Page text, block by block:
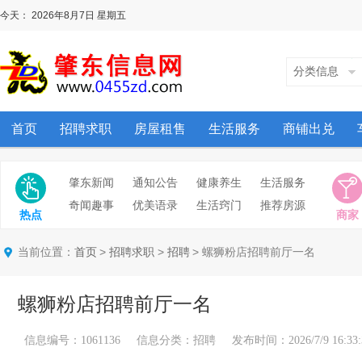
今天： 2026年8月7日 星期五
分类信息
首页 招聘求职 房屋租售 生活服务 商铺出兑
肇东新闻 通知公告 健康养生
生活服务
奇闻趣事
优美语录 生活窍门 推荐房源
热点 商家
当前位置： 首页 > 招聘求职 > 招聘 > 螺狮粉店招聘前厅一名
螺狮粉店招聘前厅一名
信息编号：1061136 信息分类：招聘 发布时间：2026/7/9